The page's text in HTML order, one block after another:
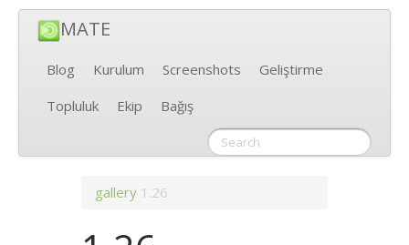
MATE
Blog Kurulum Screenshots
Geliştirme
Topluluk
Ekip Bağış
gallery 1.26